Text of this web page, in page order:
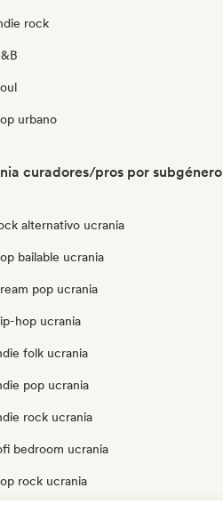
rock
urbano
curadores/pros por subgénero
alternativo ucrania
bailable ucrania
pop ucrania
hop ucrania
folk ucrania
pop ucrania
rock ucrania
bedroom ucrania
rock ucrania